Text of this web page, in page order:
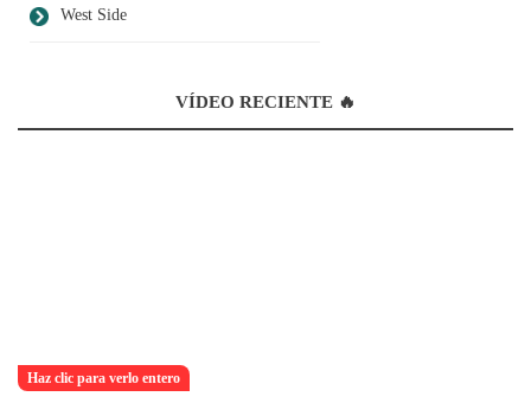
West Side
VÍDEO RECIENTE 🔥
Haz clic para verlo entero